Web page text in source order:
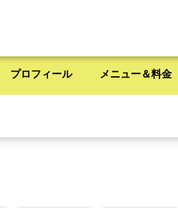
プロフィール メニュー＆料金